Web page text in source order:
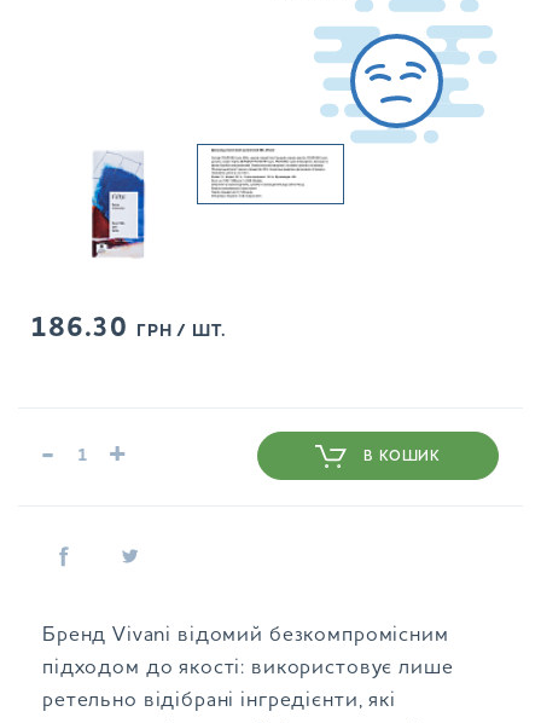
186.30 ГРН / ШТ.
- + В КОШИК
Бренд Vivani відомий безкомпромісним
підходом до якості: використовує лише
ретельно відібрані інгредієнти, які